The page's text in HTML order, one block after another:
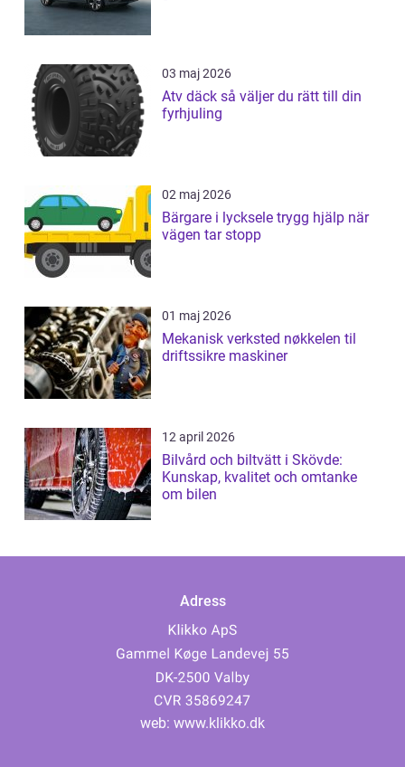
03 maj 2026
Atv däck så väljer du rätt till din
fyrhjuling
02 maj 2026
Bärgare i lycksele trygg hjälp när
vägen tar stopp
01 maj 2026
Mekanisk verksted nøkkelen til
driftssikre maskiner
12 april 2026
Bilvård och biltvätt i Skövde:
Kunskap, kvalitet och omtanke
om bilen
Adress
web: www.klikko.dk